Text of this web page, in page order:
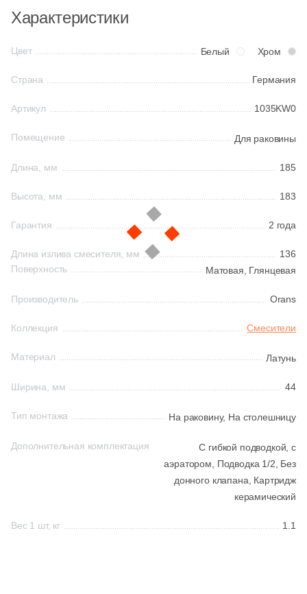
Индия
Испания
Форма
Квадратная
Прямоугольная
Формы шеврон
Восьмиугольная
Керамическая
Из белой глины
Характеристики
Цвет Белый Хром
Страна Германия
Артикул 1035KW0
Помещение Для раковины
Длина, мм 185
Высота, мм 183
Гарантия 2 года
Длина излива смесителя, мм
136
Поверхность
Матовая, Глянцевая
Производитель Orans
Коллекция Смесители
Материал Латунь
Ширина, мм 44
Тип монтажа На раковину, На столешницу
Дополнительная комплектация
С гибкой подводкой, с
аэратором,
Подводка 1/2, Без
донного клапана, Картридж
керамический
Вес 1 шт, кг 1.1